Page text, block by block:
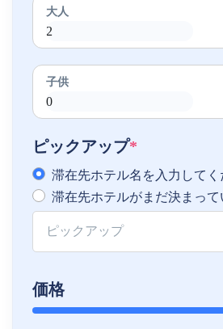
大人
子供
ピックアップ*
滞在先ホテル名を入力してく
滞在先ホテルがまだ決まって
価格